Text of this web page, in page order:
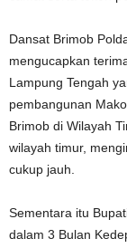
Dansat Brimob
mengucapkan
Lampung Tengah
pembangunan
Brimob di Wilayah
wilayah timur,
cukup jauh.
Sementara itu
dalam 3 Bulan